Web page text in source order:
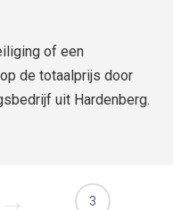
of een
de totaalprijs door
uit Hardenberg.
3